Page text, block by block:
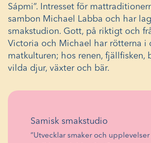
Sápmi”. Intresset för
sambon Michael Labba och har
smakstudion. Gott, på riktigt och
Victoria och Michael har rötterna i
matkulturen; hos renen, fjällfisken,
vilda djur, växter och bär.
Samisk smakstudio
“Utvecklar smaker och